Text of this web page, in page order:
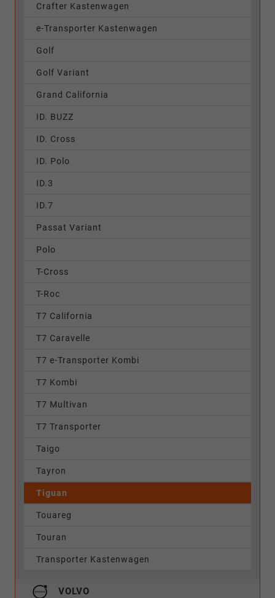
Crafter Kastenwagen
e-Transporter Kastenwagen
Golf
Golf Variant
Grand California
ID. BUZZ
ID. Cross
ID. Polo
ID.3
ID.7
Passat Variant
Polo
T-Cross
T-Roc
T7 California
T7 Caravelle
T7 e-Transporter Kombi
T7 Kombi
T7 Multivan
T7 Transporter
Taigo
Tayron
Tiguan
Touareg
Touran
Transporter Kastenwagen
VOLVO